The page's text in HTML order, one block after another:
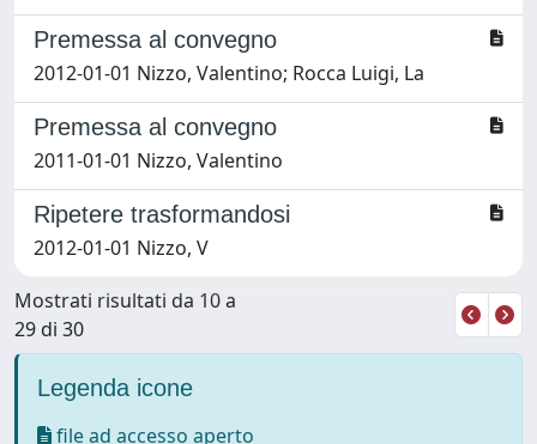
Premessa al convegno
2012-01-01 Nizzo, Valentino; Rocca Luigi, La
Premessa al convegno
2011-01-01 Nizzo, Valentino
Ripetere trasformandosi
2012-01-01 Nizzo, V
Mostrati risultati da 10 a
29 di 30
Legenda icone
file ad accesso aperto